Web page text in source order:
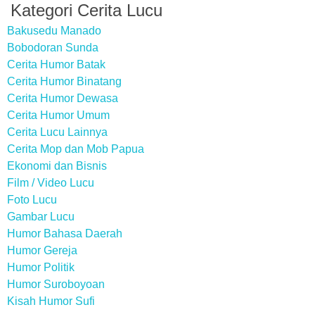
Kategori Cerita Lucu
Bakusedu Manado
Bobodoran Sunda
Cerita Humor Batak
Cerita Humor Binatang
Cerita Humor Dewasa
Cerita Humor Umum
Cerita Lucu Lainnya
Cerita Mop dan Mob Papua
Ekonomi dan Bisnis
Film / Video Lucu
Foto Lucu
Gambar Lucu
Humor Bahasa Daerah
Humor Gereja
Humor Politik
Humor Suroboyoan
Kisah Humor Sufi